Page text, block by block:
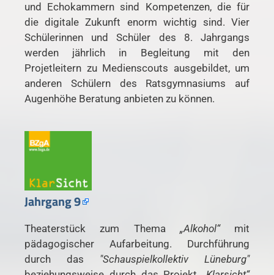
und Echokammern sind Kompetenzen, die für
die digitale Zukunft enorm wichtig sind. Vier
Schülerinnen und Schüler des 8. Jahrgangs
werden jährlich in Begleitung mit den
Projetleitern zu Medienscouts ausgebildet, um
anderen Schülern des Ratsgymnasiums auf
Augenhöhe Beratung anbieten zu können.
Jahrgang 9
Theaterstück zum Thema „Alkohol“mit
pädagogischer Aufarbeitung. Durchführung
durch das "Schauspielkollektiv Lüneburg"